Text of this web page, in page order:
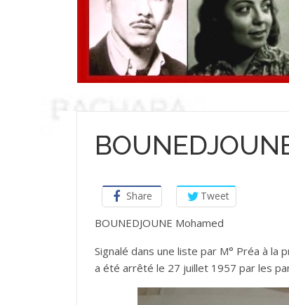
Share Tweet
BOUNEDJOUNE Mohamed
Signalé dans une liste par M° Préa à la
a été arrêté le 27 juillet 1957 par les